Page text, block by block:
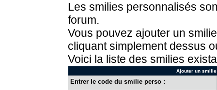
Les smilies personnalisés
forum.
Vous pouvez ajouter un
cliquant simplement dessus
Voici la liste des smilies
Ajouter un
Entrer le code du smilie perso :